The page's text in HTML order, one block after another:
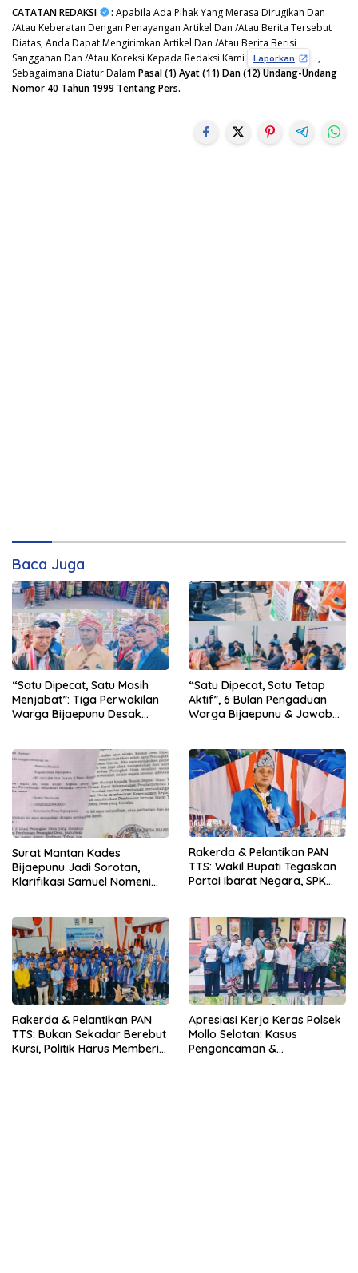
CATATAN REDAKSI : Apabila Ada Pihak Yang Merasa Dirugikan Dan
/Atau Keberatan Dengan Penayangan Artikel Dan /Atau Berita Tersebut
Diatas, Anda Dapat Mengirimkan Artikel Dan /Atau Berita Berisi
Sanggahan Dan /Atau Koreksi Kepada Redaksi Kami
Laporkan
,
Sebagaimana Diatur Dalam Pasal (1) Ayat (11) Dan (12) Undang-Undang
Nomor 40 Tahun 1999 Tentang Pers.
Baca Juga
“Satu Dipecat, Satu Masih
Menjabat”: Tiga Perwakilan
Warga Bijaepunu Desak
“Satu Dipecat, Satu Tetap
Aktif”, 6 Bulan Pengaduan
Warga Bijaepunu & Jawaban
Surat Mantan Kades
Bijaepunu Jadi Sorotan,
Klarifikasi Samuel Nomeni
Rakerda & Pelantikan PAN
TTS: Wakil Bupati Tegaskan
Partai Ibarat Negara, SPK
Uang
Rakerda & Pelantikan PAN
TTS: Bukan Sekadar Berebut
Kursi, Politik Harus Memberi
Apresiasi Kerja Keras Polsek
Mollo Selatan: Kasus
Pengancaman &